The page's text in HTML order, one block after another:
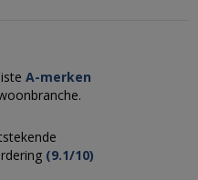
A-merken
(9.1/10)